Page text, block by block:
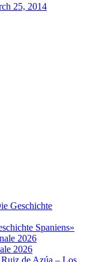
25, 2014
Geschichte
Spaniens»
2026
2026
de Azúa – Los